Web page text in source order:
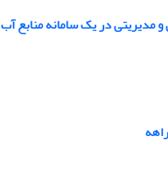
مدیریتی در یک سامانه منابع آب